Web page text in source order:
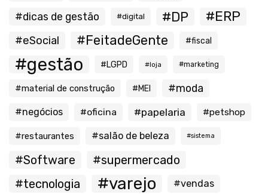
#dicas de gestão #digital #DP #ERP
#eSocial #FeitadeGente #fiscal
#gestão #LGPD #loja #marketing
#material de construção #MEI #moda
#negócios #oficina #papelaria #petshop
#restaurantes #salão de beleza #sistema
#Software
#supermercado
#tecnologia
#varejo #vendas